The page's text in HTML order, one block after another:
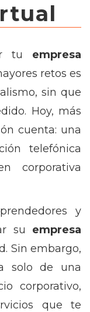
tu empresa
retos es
sin que
Hoy, más
cuenta: una
telefónica
corporativa
y
su empresa
Sin embargo,
solo de una
corporativo,
que te